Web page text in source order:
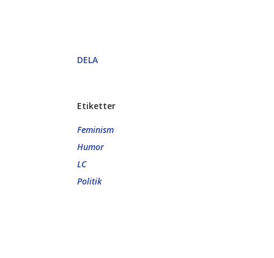
DELA
Etiketter
Feminism
Humor
LC
Politik